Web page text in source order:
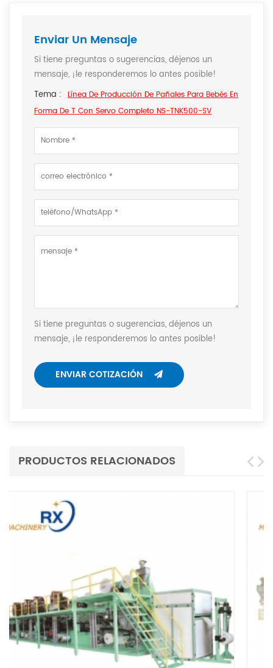
Enviar Un Mensaje
Si tiene preguntas o sugerencias, déjenos un
mensaje, ¡le responderemos lo antes posible!
Tema : Línea De Producción De Pañales Para Bebés En
Forma De T Con Servo Completo NS-TNK500-SV
Si tiene preguntas o sugerencias, déjenos un
mensaje, ¡le responderemos lo antes posible!
ENVIAR COTIZACIÓN
PRODUCTOS RELACIONADOS